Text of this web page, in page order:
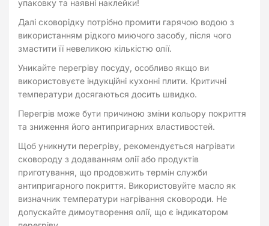
упаковку та наявні наклейки!
Далі сковорідку потрібно промити гарячою водою з
використанням рідкого миючого засобу, після чого
змастити її невеликою кількістю олії.
Уникайте перегріву посуду, особливо якщо ви
використовуєте індукційні кухонні плити. Критичні
температури досягаються досить швидко.
Перегрів може бути причиною зміни кольору покриття
та зниження його антипригарних властивостей.
Щоб уникнути перегріву, рекомендується нагрівати
сковороду з додаванням олії або продуктів
приготування, що продовжить термін служби
антипригарного покриття. Використовуйте масло як
визначник температури нагрівання сковороди. Не
допускайте димоутворення олії, що є індикатором